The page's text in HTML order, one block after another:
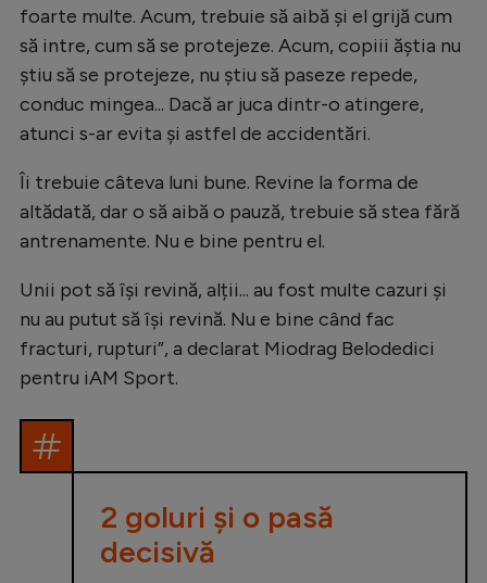
foarte multe. Acum, trebuie să aibă și el grijă cum
să intre, cum să se protejeze. Acum, copiii ăștia nu
știu să se protejeze, nu știu să paseze repede,
conduc mingea... Dacă ar juca dintr-o atingere,
atunci s-ar evita și astfel de accidentări.
Îi trebuie câteva luni bune. Revine la forma de
altădată, dar o să aibă o pauză, trebuie să stea fără
antrenamente. Nu e bine pentru el.
Unii pot să își revină, alții... au fost multe cazuri și
nu au putut să își revină. Nu e bine când fac
fracturi, rupturi”, a declarat Miodrag Belodedici
pentru iAM Sport.
2 goluri și o pasă
decisivă